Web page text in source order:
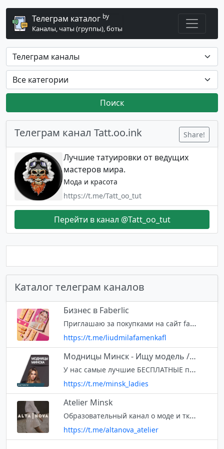
Телеграм каталог by
Каналы, чаты (группы), боты
Поиск
Телеграм канал Tatt.oo.ink Share!
Лучшие татуировки от ведущих
мастеров мира.
Мода и красота
https://t.me/Tatt_oo_tut
Перейти в канал @Tatt_oo_tut
Каталог телеграм каналов
Бизнес в Faberlic
Приглашаю за покупками на сайт faberlic,бесплатная доставка во все регионы Бизнес онлайн -это просто 💼 Instagram @liudmilafamenkafl
https://t.me/liudmilafamenkafl
Модницы Минск - Ищу модель / Бесплатные услуги
У нас самые лучшие БЕСПЛАТНЫЕ предложения в сфере красоты Минска 🔥 Хотите разместить пост или отправить жалобу? Вам сюда - @anna_mod Отзывы https://t.me/otziv_ladies Ссылка t.me/joinchat/AAAAAFVHGwrJLO1KZsHJTA
https://t.me/minsk_ladies
Atelier Minsk
Образовательный канал о моде и тканях 💫
https://t.me/altanova_atelier